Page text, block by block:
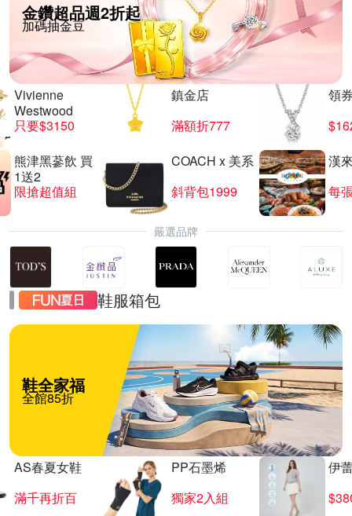
金鑽超品週2折起
加碼抽金豆
Vivienne
Westwood
只要$3150
鎮金店
滿額折777
領
熊津黑蔘飲 買
1送2
限搶超值組
COACH x 美系
斜背包1999
漢
每
嚴選品牌
鞋服箱包
鞋全家福
全館85折
AS春夏女鞋
滿千再折百
PP石墨烯
獨家2入組
伊